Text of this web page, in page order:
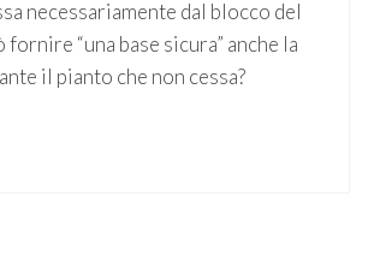
necessariamente dal blocco del
fornire “una base sicura” anche la
il pianto che non cessa?